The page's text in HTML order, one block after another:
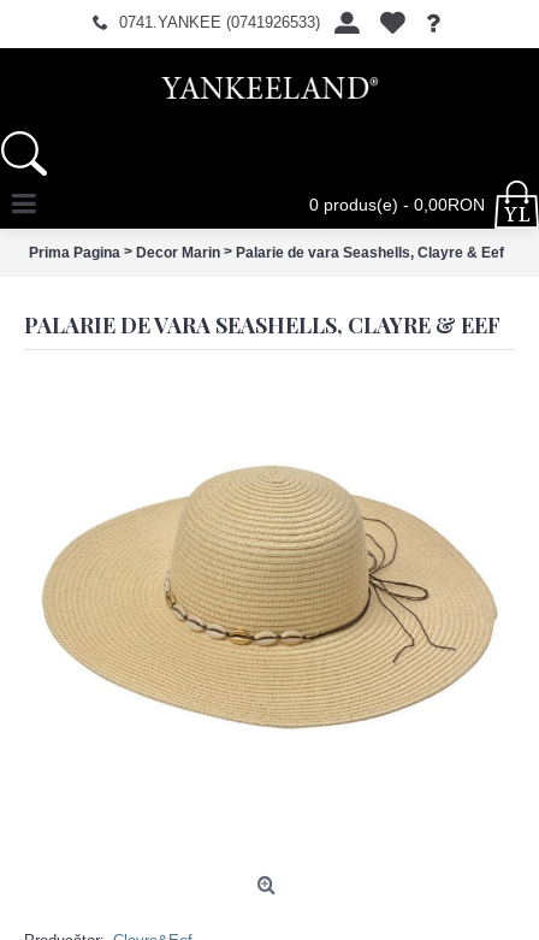
0741.YANKEE (0741926533)
0 produs(e) - 0,00RON
Prima Pagina > Decor Marin > Palarie de vara Seashells, Clayre & Eef
PALARIE DE VARA SEASHELLS, CLAYRE & EEF